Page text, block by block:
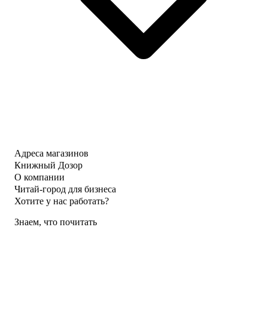
Адреса магазинов
Книжный Дозор
О компании
Читай-город для бизнеса
Хотите у нас работать?
Знаем, что почитать